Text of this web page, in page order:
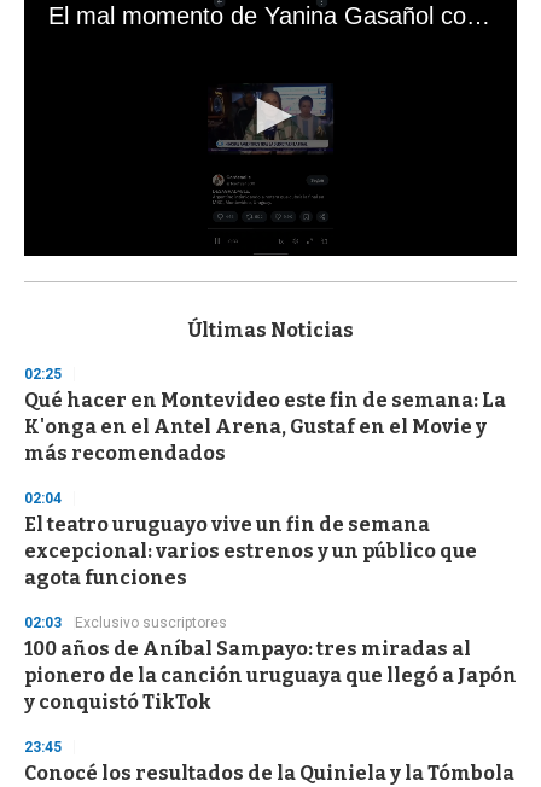
El mal momento de Yanina Gasañol con un hincha argentino en "Subrayado"
s
d
s
o
f
3
s
e
c
o
n
Últimas Noticias
02:25
Qué hacer en Montevideo este fin de semana: La
K'onga en el Antel Arena, Gustaf en el Movie y
más recomendados
02:04
El teatro uruguayo vive un fin de semana
excepcional: varios estrenos y un público que
agota funciones
02:03 Exclusivo suscriptores
100 años de Aníbal Sampayo: tres miradas al
pionero de la canción uruguaya que llegó a Japón
y conquistó TikTok
23:45
Conocé los resultados de la Quiniela y la Tómbola